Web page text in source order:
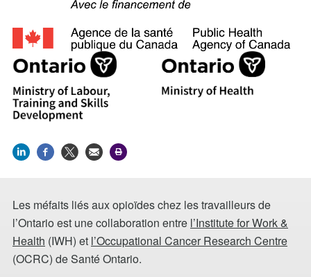
Les méfaits liés aux opioïdes chez les travailleurs de
l’Ontario est une collaboration entre l’Institute for Work &
Health (IWH) et l’Occupational Cancer Research Centre
(OCRC) de Santé Ontario.